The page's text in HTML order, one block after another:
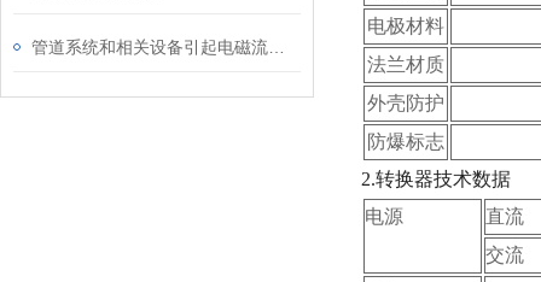
电极材料
法兰材质
外壳防护
防爆标志
2.转换器技术数据
电源
直流
交流